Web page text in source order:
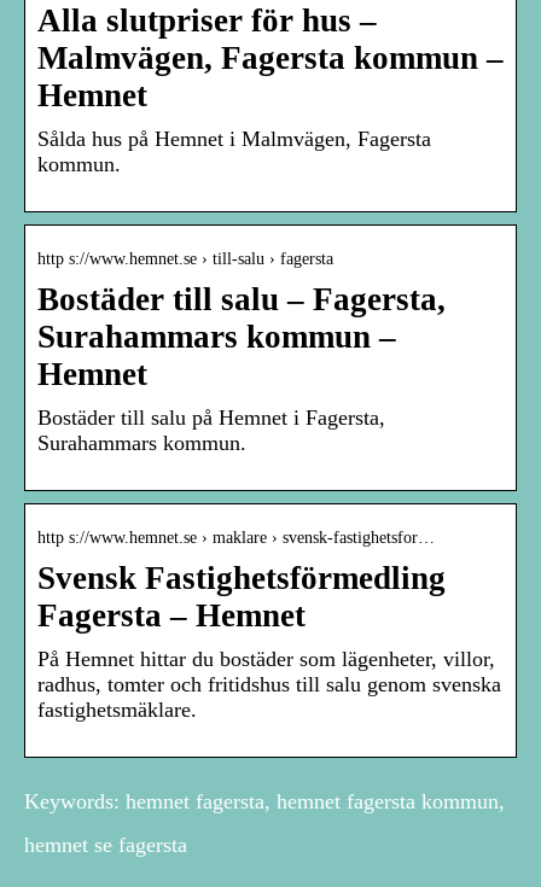
Alla slutpriser för hus –
Malmvägen, Fagersta kommun –
Hemnet
Sålda hus på Hemnet i Malmvägen, Fagersta
kommun.
http s://www.hemnet.se › till-salu › fagersta
Bostäder till salu – Fagersta,
Surahammars kommun –
Hemnet
Bostäder till salu på Hemnet i Fagersta,
Surahammars kommun.
http s://www.hemnet.se › maklare › svensk-fastighetsfor…
Svensk Fastighetsförmedling
Fagersta – Hemnet
På Hemnet hittar du bostäder som lägenheter, villor,
radhus, tomter och fritidshus till salu genom svenska
fastighetsmäklare.
Keywords: hemnet fagersta, hemnet fagersta kommun,
hemnet se fagersta